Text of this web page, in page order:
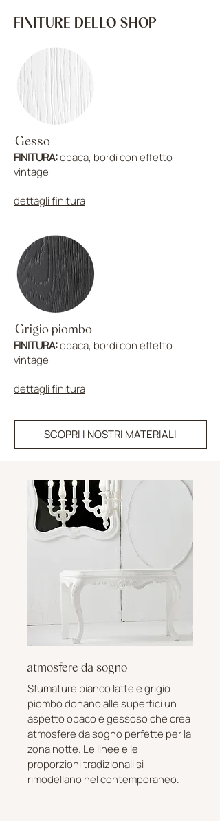
FINITURE DELLO SHOP
Gesso
FINITURA:opaca, bordi con effetto
vintage
dettagli finitura
Grigio piombo
FINITURA:opaca, bordi con effetto
vintage
dettagli finitura
SCOPRI I NOSTRI MATERIALI
atmosfere da sogno
Sfumature bianco latte e grigio
piombo donano alle superfici un
aspetto opaco e gessoso che crea
atmosfere da sogno perfette per la
zona notte. Le linee e le
proporzioni tradizionali si
rimodellano nel contemporaneo.